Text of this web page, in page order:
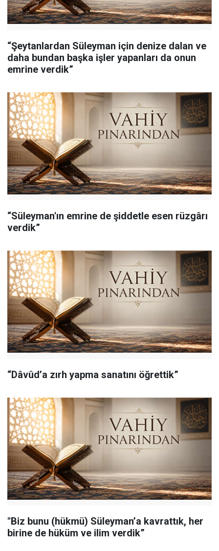
“Şeytanlardan Süleyman için denize dalan ve
daha bundan başka işler yapanları da onun
emrine verdik”
“Süleyman'ın emrine de şiddetle esen rüzgârı
verdik”
“Dâvûd’a zırh yapma sanatını öğrettik”
"Biz bunu (hükmü) Süleyman’a kavrattık, her
birine de hüküm ve ilim verdik”